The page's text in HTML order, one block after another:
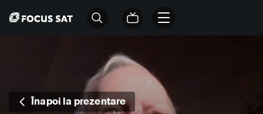
Înapoi la prezentare